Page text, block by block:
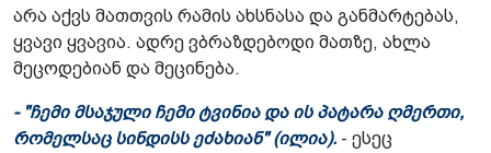
არა აქვს მათთვის რამის ახსნასა და განმარტებას,
ყვავი ყვავია. ადრე ვბრაზდებოდი მათზე, ახლა
მეცოდებიან და მეცინება.
- "ჩემი მსაჯული ჩემი ტვინია და ის პატარა ღმერთი,
რომელსაც სინდისს ეძახიან" (ილია). - ესეც